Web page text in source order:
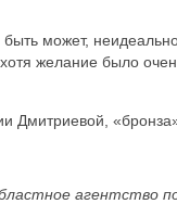
может,
желание было
Дмитриевой,
агентство